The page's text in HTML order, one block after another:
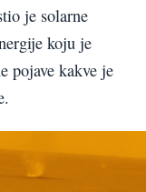
je solarne
koju je
pojave kakve je